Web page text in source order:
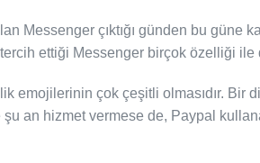
Messenger çıktığı günden bu güne
ettiği Messenger birçok özelliği ile
emojilerinin çok çeşitli olmasıdır. Bir
an hizmet vermese de, Paypal